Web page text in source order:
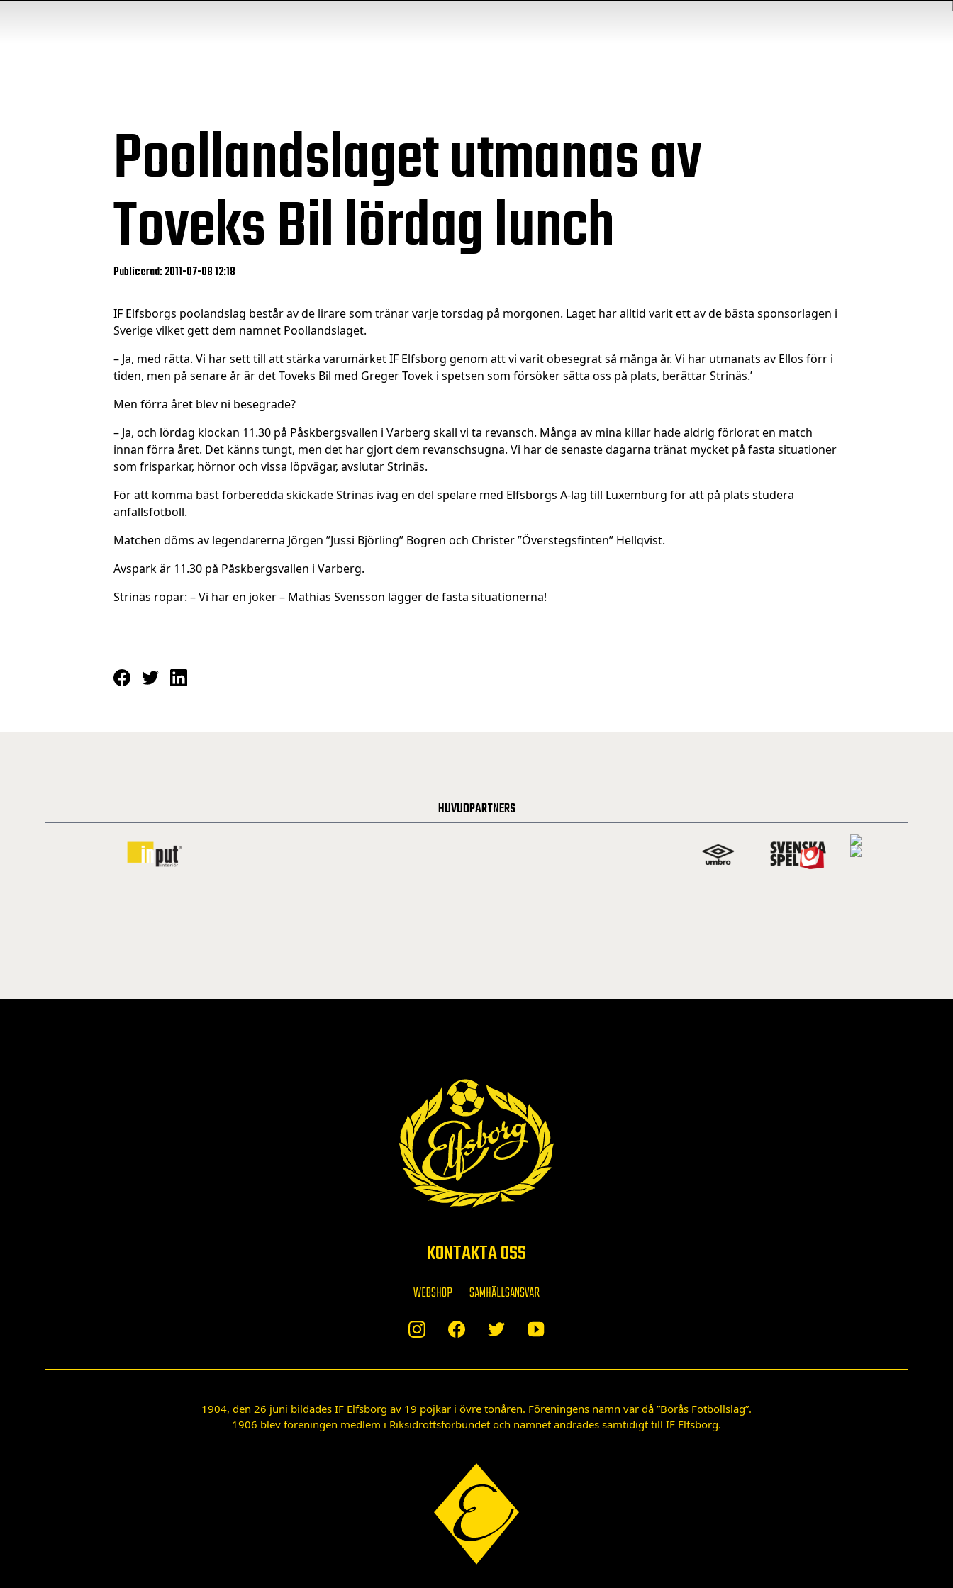
Poollandslaget utmanas av
Toveks Bil lördag lunch
Publicerad: 2011-07-08 12:18
IF Elfsborgs poolandslag består av de lirare som tränar varje torsdag på morgonen. Laget har alltid varit ett av de bästa sponsorlagen i
Sverige vilket gett dem namnet Poollandslaget.
– Ja, med rätta. Vi har sett till att stärka varumärket IF Elfsborg genom att vi varit obesegrat så många år. Vi har utmanats av Ellos förr i
tiden, men på senare år är det Toveks Bil med Greger Tovek i spetsen som försöker sätta oss på plats, berättar Strinäs.’
Men förra året blev ni besegrade?
– Ja, och lördag klockan 11.30 på Påskbergsvallen i Varberg skall vi ta revansch. Många av mina killar hade aldrig förlorat en match
innan förra året. Det känns tungt, men det har gjort dem revanschsugna. Vi har de senaste dagarna tränat mycket på fasta situationer
som frisparkar, hörnor och vissa löpvägar, avslutar Strinäs.
För att komma bäst förberedda skickade Strinäs iväg en del spelare med Elfsborgs A-lag till Luxemburg för att på plats studera
anfallsfotboll.
Matchen döms av legendarerna Jörgen ”Jussi Björling” Bogren och Christer ”Överstegsfinten” Hellqvist.
Avspark är 11.30 på Påskbergsvallen i Varberg.
Strinäs ropar: – Vi har en joker – Mathias Svensson lägger de fasta situationerna!
HUVUDPARTNERS
KONTAKTA OSS
WEBSHOP SAMHÄLLSANSVAR
1904, den 26 juni bildades IF Elfsborg av 19 pojkar i övre tonåren. Föreningens namn var då ”Borås Fotbollslag”.
1906 blev föreningen medlem i Riksidrottsförbundet och namnet ändrades samtidigt till IF Elfsborg.